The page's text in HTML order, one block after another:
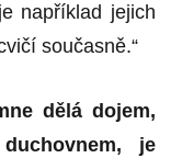
například jejich
současně.“
dělá dojem,
je